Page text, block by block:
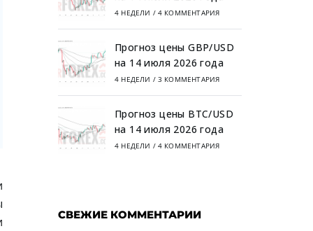
4 НЕДЕЛИ / 4 КОММЕНТАРИЯ
Прогноз цены GBP/USD
на 14 июля 2026 года
4 НЕДЕЛИ / 3 КОММЕНТАРИЯ
Прогноз цены BTC/USD
на 14 июля 2026 года
4 НЕДЕЛИ / 4 КОММЕНТАРИЯ
СВЕЖИЕ КОММЕНТАРИИ